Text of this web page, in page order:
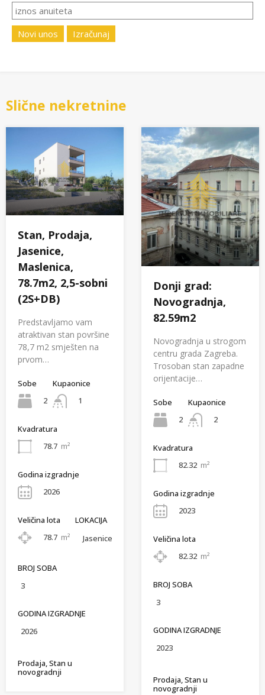
Novi unos Izračunaj
Slične nekretnine
Stan, Prodaja,
Jasenice,
Maslenica,
78.7m2, 2,5-sobni
(2S+DB)
Predstavljamo vam
atraktivan stan površine
78,7 m2 smješten na
prvom…
Sobe
2
Kupaonice
1
Kvadratura
78.7 m²
Godina izgradnje
2026
Veličina lota
78.7 m²
LOKACIJA
Jasenice
BROJ SOBA
3
GODINA IZGRADNJE
2026
Prodaja, Stan u
novogradnji
Donji grad:
Novogradnja,
82.59m2
Novogradnja u strogom
centru grada Zagreba.
Trosoban stan zapadne
orijentacije…
Sobe
2
Kupaonice
2
Kvadratura
82.32 m²
Godina izgradnje
2023
Veličina lota
82.32 m²
BROJ SOBA
3
GODINA IZGRADNJE
2023
Prodaja, Stan u
novogradnji